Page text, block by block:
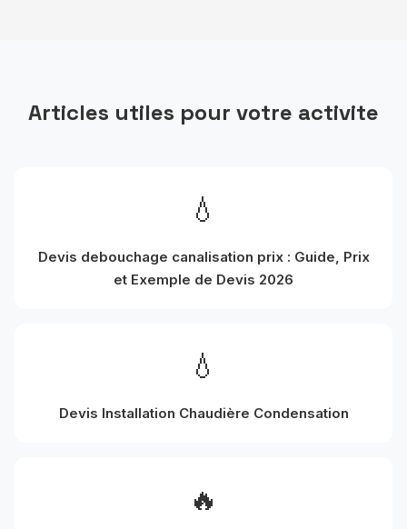
Articles utiles pour votre activite
💧
Devis debouchage canalisation prix : Guide, Prix
et Exemple de Devis 2026
💧
Devis Installation Chaudière Condensation
🔥